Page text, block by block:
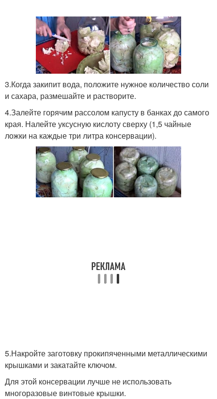
3.Когда закипит вода, положите нужное количество соли
и сахара, размешайте и растворите.
4.Залейте горячим рассолом капусту в банках до самого
края. Налейте уксусную кислоту сверху (1,5 чайные
ложки на каждые три литра консервации).
5.Накройте заготовку прокипяченными металлическими
крышками и закатайте ключом.
Для этой консервации лучше не использовать
многоразовые винтовые крышки.